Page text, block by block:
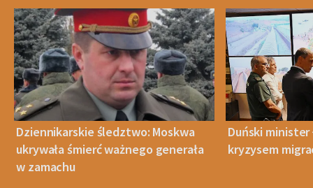
Dziennikarskie śledztwo: Moskwa
ukrywała śmierć ważnego generała
w zamachu
Duński minister
kryzysem